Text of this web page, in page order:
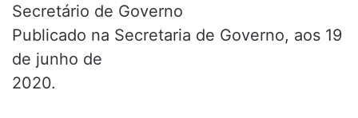
Secretário de Governo
Publicado na Secretaria de Governo, aos 19
de junho de
2020.